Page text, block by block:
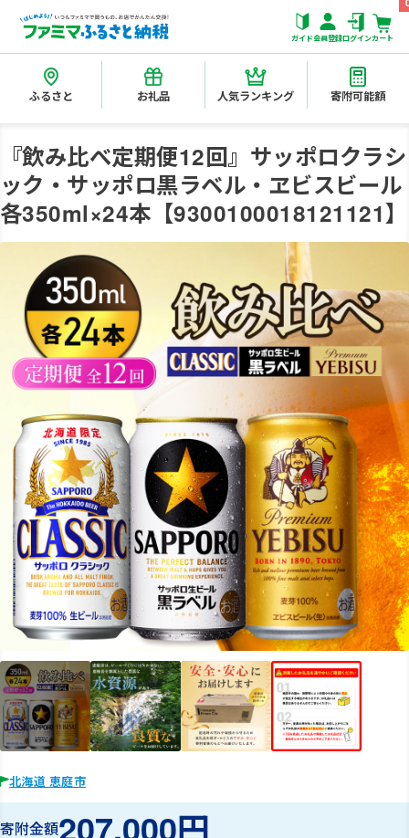
ガイド会員登録ログインカート
ふるさと お礼品 人気ランキング 寄附可能額
『飲み比べ定期便12回』サッポロクラシ
ック・サッポロ黒ラベル・ヱビスビール
各350ml×24本【9300100018121121】
北海道 恵庭市
寄附金額207,000円